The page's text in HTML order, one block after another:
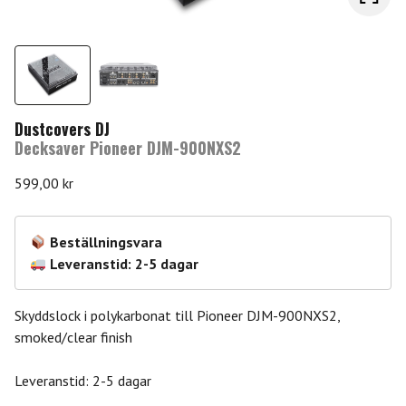
Dustcovers DJ
Decksaver Pioneer DJM-900NXS2
599,00 kr
Beställningsvara
Leveranstid: 2-5 dagar
Skyddslock i polykarbonat till Pioneer DJM-900NXS2,
smoked/clear finish
Leveranstid: 2-5 dagar